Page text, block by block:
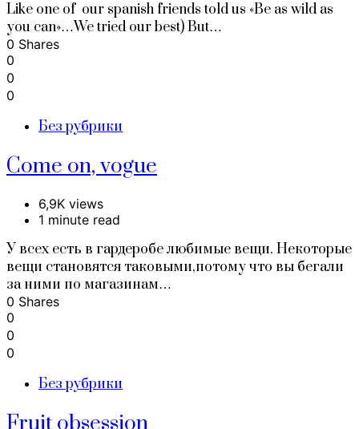
Like one of our spanish friends told us «Be as wild as
you can»…We tried our best) But…
0 Shares
0
0
0
Без рубрики
Come on, vogue
6,9K views
1 minute read
У всех есть в гардеробе любимые вещи. Некоторые
вещи становятся таковыми,потому что вы бегали
за ними по магазинам…
0 Shares
0
0
0
Без рубрики